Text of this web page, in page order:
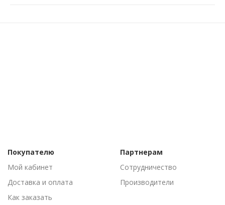
Покупателю
Мой кабинет
Доставка и оплата
Как заказать
Партнерам
Сотрудничество
Производители